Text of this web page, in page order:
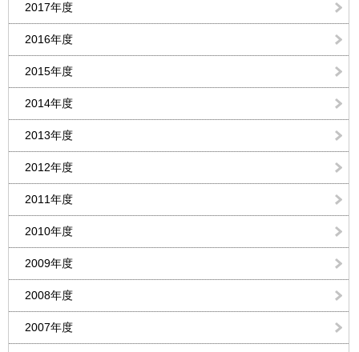
2017年度
2016年度
2015年度
2014年度
2013年度
2012年度
2011年度
2010年度
2009年度
2008年度
2007年度